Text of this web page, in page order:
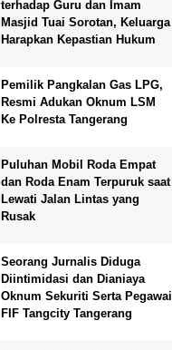
terhadap Guru dan Imam
Masjid Tuai Sorotan, Keluarga
Harapkan Kepastian Hukum
Pemilik Pangkalan Gas LPG,
Resmi Adukan Oknum LSM
Ke Polresta Tangerang
Puluhan Mobil Roda Empat
dan Roda Enam Terpuruk saat
Lewati Jalan Lintas yang
Rusak
Seorang Jurnalis Diduga
Diintimidasi dan Dianiaya
Oknum Sekuriti Serta Pegawai
FIF Tangcity Tangerang